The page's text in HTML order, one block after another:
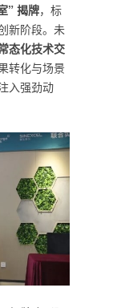
” 揭牌，标
新阶段。未
态化技术交
转化与场景
入强劲动